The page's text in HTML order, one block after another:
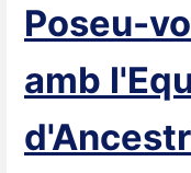
Poseu-
amb